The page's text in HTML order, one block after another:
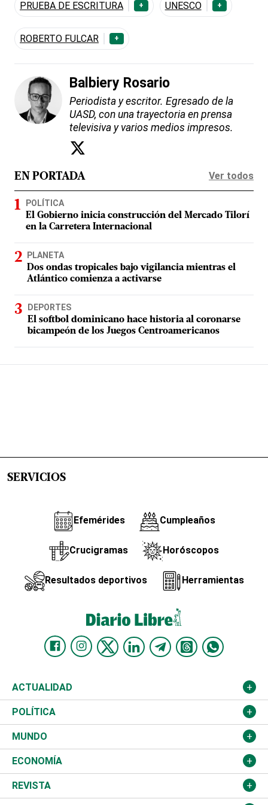
PRUEBA DE ESCRITURA + UNESCO +
ROBERTO FULCAR +
Balbiery Rosario
Periodista y escritor. Egresado de la
UASD, con una trayectoria en prensa
televisiva y varios medios impresos.
EN PORTADA Ver todos
POLÍTICA
El Gobierno inicia construcción del Mercado Tilorí
en la Carretera Internacional
PLANETA
Dos ondas tropicales bajo vigilancia mientras el
Atlántico comienza a activarse
DEPORTES
El softbol dominicano hace historia al coronarse
bicampeón de los Juegos Centroamericanos
SERVICIOS
Efemérides Cumpleaños
Crucigramas Horóscopos
Resultados deportivos Herramientas
ACTUALIDAD
Nacional
Ciudad
Educación
Salud
POLÍTICA
Partidos
JCE
TSE
MUNDO
Estados Unidos
América Latina
ECONOMÍA
Finanzas
REVISTA